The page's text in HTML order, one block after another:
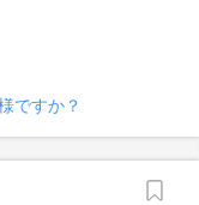
ですか？